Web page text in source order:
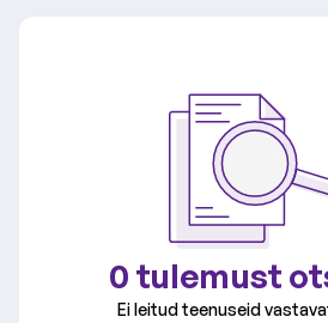
0 tulemust
Ei leitud teenuseid
Tartu
Kõik valdkonnad